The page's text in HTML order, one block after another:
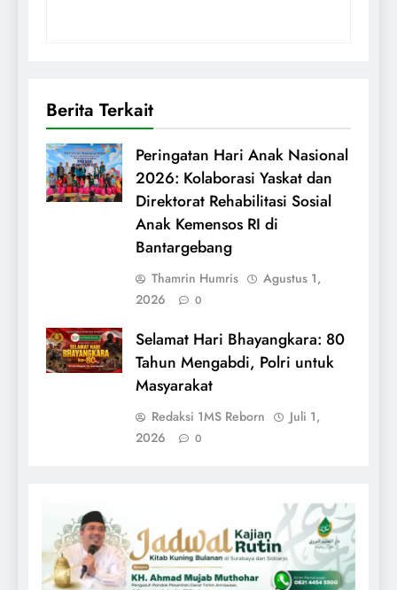
Berita Terkait
Peringatan Hari Anak Nasional
2026: Kolaborasi Yaskat dan
Direktorat Rehabilitasi Sosial
Anak Kemensos RI di
Bantargebang
Thamrin Humris
Agustus 1,
2026
0
Selamat Hari Bhayangkara: 80
Tahun Mengabdi, Polri untuk
Masyarakat
Redaksi 1MS Reborn
Juli 1,
2026
0